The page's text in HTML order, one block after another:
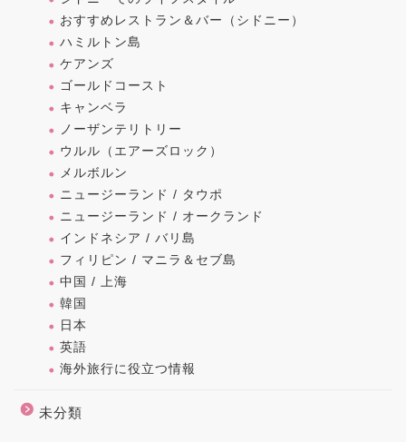
おすすめレストラン＆バー（シドニー）
ハミルトン島
ケアンズ
ゴールドコースト
キャンベラ
ノーザンテリトリー
ウルル（エアーズロック）
メルボルン
ニュージーランド / タウポ
ニュージーランド / オークランド
インドネシア / バリ島
フィリピン / マニラ＆セブ島
中国 / 上海
韓国
日本
英語
海外旅行に役立つ情報
未分類